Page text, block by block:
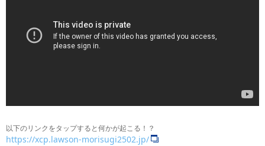
以下のリンクをタップすると何かが起こる！？
https://xcp.lawson-morisugi2502.jp/